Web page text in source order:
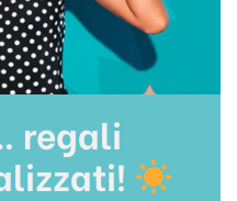
regali